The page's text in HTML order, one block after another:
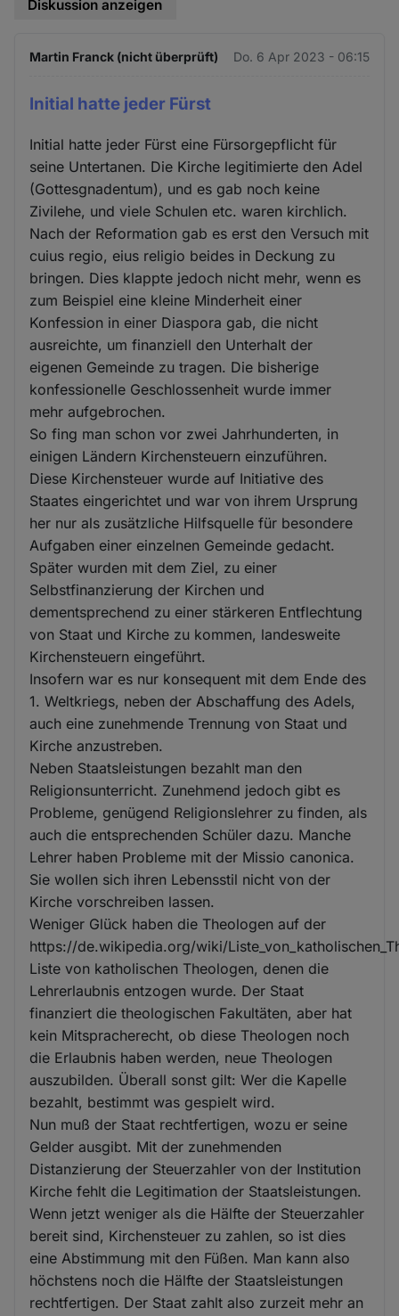
Diskussion anzeigen
Martin Franck (nicht überprüft) Do. 6 Apr 2023 - 06:15
Initial hatte jeder Fürst
Initial hatte jeder Fürst eine Fürsorgepflicht für
seine Untertanen. Die Kirche legitimierte den Adel
(Gottesgnadentum), und es gab noch keine
Zivilehe, und viele Schulen etc. waren kirchlich.
Nach der Reformation gab es erst den Versuch mit
cuius regio, eius religio beides in Deckung zu
bringen. Dies klappte jedoch nicht mehr, wenn es
zum Beispiel eine kleine Minderheit einer
Konfession in einer Diaspora gab, die nicht
ausreichte, um finanziell den Unterhalt der
eigenen Gemeinde zu tragen. Die bisherige
konfessionelle Geschlossenheit wurde immer
mehr aufgebrochen.
So fing man schon vor zwei Jahrhunderten, in
einigen Ländern Kirchensteuern einzuführen.
Diese Kirchensteuer wurde auf Initiative des
Staates eingerichtet und war von ihrem Ursprung
her nur als zusätzliche Hilfsquelle für besondere
Aufgaben einer einzelnen Gemeinde gedacht.
Später wurden mit dem Ziel, zu einer
Selbstfinanzierung der Kirchen und
dementsprechend zu einer stärkeren Entflechtung
von Staat und Kirche zu kommen, landesweite
Kirchensteuern eingeführt.
Insofern war es nur konsequent mit dem Ende des
1. Weltkriegs, neben der Abschaffung des Adels,
auch eine zunehmende Trennung von Staat und
Kirche anzustreben.
Neben Staatsleistungen bezahlt man den
Religionsunterricht. Zunehmend jedoch gibt es
Probleme, genügend Religionslehrer zu finden, als
auch die entsprechenden Schüler dazu. Manche
Lehrer haben Probleme mit der Missio canonica.
Sie wollen sich ihren Lebensstil nicht von der
Kirche vorschreiben lassen.
Weniger Glück haben die Theologen auf der
https://de.wikipedia.org/wiki/
Liste von katholischen Theologen, denen die
Lehrerlaubnis entzogen wurde. Der Staat
finanziert die theologischen Fakultäten, aber hat
kein Mitspracherecht, ob diese Theologen noch
die Erlaubnis haben werden, neue Theologen
auszubilden. Überall sonst gilt: Wer die Kapelle
bezahlt, bestimmt was gespielt wird.
Nun muß der Staat rechtfertigen, wozu er seine
Gelder ausgibt. Mit der zunehmenden
Distanzierung der Steuerzahler von der Institution
Kirche fehlt die Legitimation der Staatsleistungen.
Wenn jetzt weniger als die Hälfte der Steuerzahler
bereit sind, Kirchensteuer zu zahlen, so ist dies
eine Abstimmung mit den Füßen. Man kann also
höchstens noch die Hälfte der Staatsleistungen
rechtfertigen. Der Staat zahlt also zurzeit mehr an